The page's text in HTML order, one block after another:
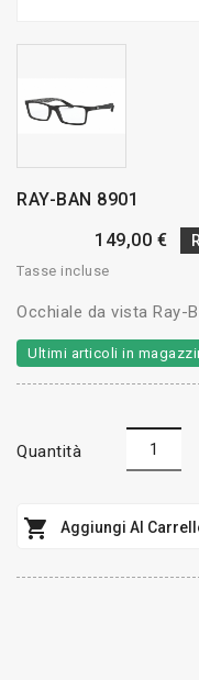
RAY-BAN 8901
149,00 €
Tasse incluse
Occhiale da vista Ray-
Ultimi articoli in
Quantità
 Aggiungi Al